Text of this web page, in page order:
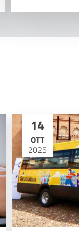
14
OTT
2025